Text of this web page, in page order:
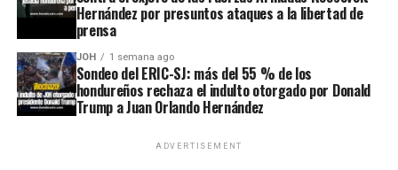
Hernández por presuntos ataques a la libertad de
prensa
JOH 1 semana ago
Sondeo del ERIC-SJ: más del 55 % de los
hondureños rechaza el indulto otorgado por Donald
Trump a Juan Orlando Hernández
ADVERTISEMENT